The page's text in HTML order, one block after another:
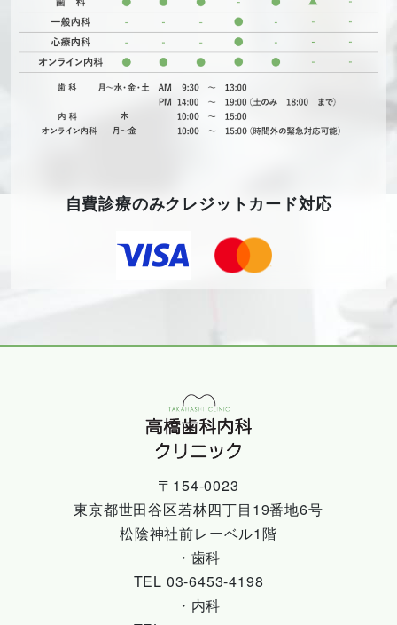
自費診療のみクレジットカード対応
〒154-0023
東京都世田谷区若林四丁目19番地6号
松陰神社前レーベル1階
・歯科
TEL 03-6453-4198
・内科